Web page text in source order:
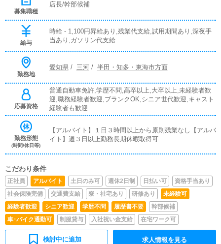
募集職種
店長/幹部候補
給与
時給 - 1,100円昇給あり,残業代支給,試用期間あり,深夜手
当あり,ガソリン代支給
勤務地
愛知県/ 三河/ 半田・知多・東海市方面
応募資格
普通自動車免許,学歴不問,高卒以上,大卒以上,未経験者歓
迎,職務経験者歓迎,ブランクOK,シニア世代歓迎,キャスト
経験者も歓迎
勤務形態
(時間/休日等)
【アルバイト】１日３時間以上から原則残業なし【アルバ
イト】週３日以上勤務長期休暇取得可
こだわり条件
正社員 アルバイト 土日のみ可 週休2日制 日払い可
資格手当あり
社会保険完備
交通費支給 寮・社宅あり 研修あり
未経験可
経験者歓迎
シニア歓迎 学歴不問 履歴書不要
幹部候補
車･バイク通勤可
制服貸与 入社祝い金支給 在宅ワーク可
検討中に追加 求人情報を見る